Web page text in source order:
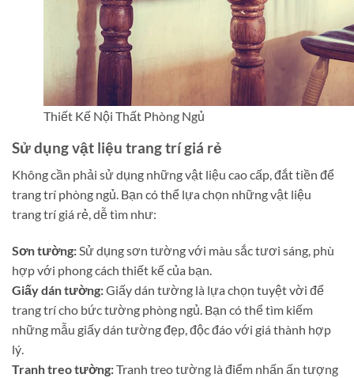
Thiết Kế Nội Thất Phòng Ngủ
Sử dụng vật liệu trang trí giá rẻ
Không cần phải sử dụng những vật liệu cao cấp, đắt tiền để
trang trí phòng ngủ. Bạn có thể lựa chọn những vật liệu
trang trí giá rẻ, dễ tìm như:
Sơn tường:Sử dụng sơn tường với màu sắc tươi sáng, phù
hợp với phong cách thiết kế của bạn.
Giấy dán tường:Giấy dán tường là lựa chọn tuyệt vời để
trang trí cho bức tường phòng ngủ. Bạn có thể tìm kiếm
những mẫu giấy dán tường đẹp, độc đáo với giá thành hợp
lý.
Tranh treo tường:Tranh treo tường là điểm nhấn ấn tượng